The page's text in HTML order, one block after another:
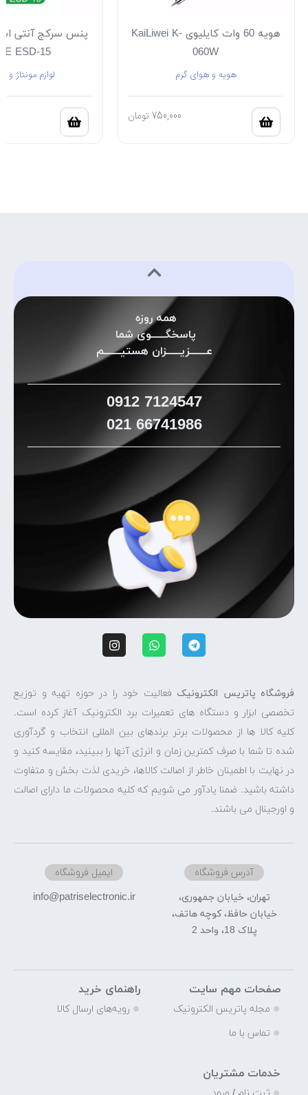
هویه 60 وات کایلیوی KaiLiwei K-
060W
هویه و هوای گرم
750,000 تومان
پنس سرکج آنتی
ESD-15
لوازم مونتاژ و
فروشگاه پاتریس الکترونیک فعالیت خود را در حوزه تهیه و توزیع
تخصصی ابزار و دستگاه های تعمیرات برد الکترونیک آغاز کرده است.
کلیه کالا ها از محصولات برتر برندهای بین المللی انتخاب و گردآوری
شده تا شما با صرف کمترین زمان و انرژی آنها را ببینید، مقایسه کنید و
در نهایت با اطمینان خاطر از اصالت کالاها، خریدی لذت بخش و متفاوت
داشته باشید. ضمنا یادآور می شویم که کلیه محصولات ما دارای اصالت
و اورجینال می باشند.
آدرس فروشگاه
تهران، خیابان جمهوری،
خیابان حافظ، کوچه هاتف،
پلاک 18، واحد 2
ایمیل فروشگاه
info@patriselectronic.ir
صفحات مهم سایت
مجله پاتریس الکترونیک
تماس با ما
راهنمای خرید
رویه‌های ارسال کالا
خدمات مشتریان
همه روزه
پاسخگـــــوی شما
عــــــزیـــــزان هستیــــــم
7124547
0912
66741986
021